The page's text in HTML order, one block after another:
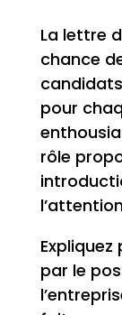
La lettre
chance
pour
rôle
par le